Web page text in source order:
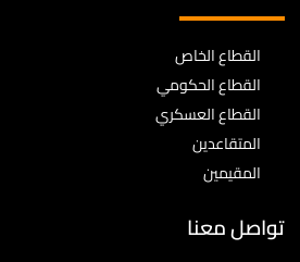
القطاع الخاص
القطاع الحكومي
القطاع العسكري
المتقاعدين
المقيمين
تواصل معنا